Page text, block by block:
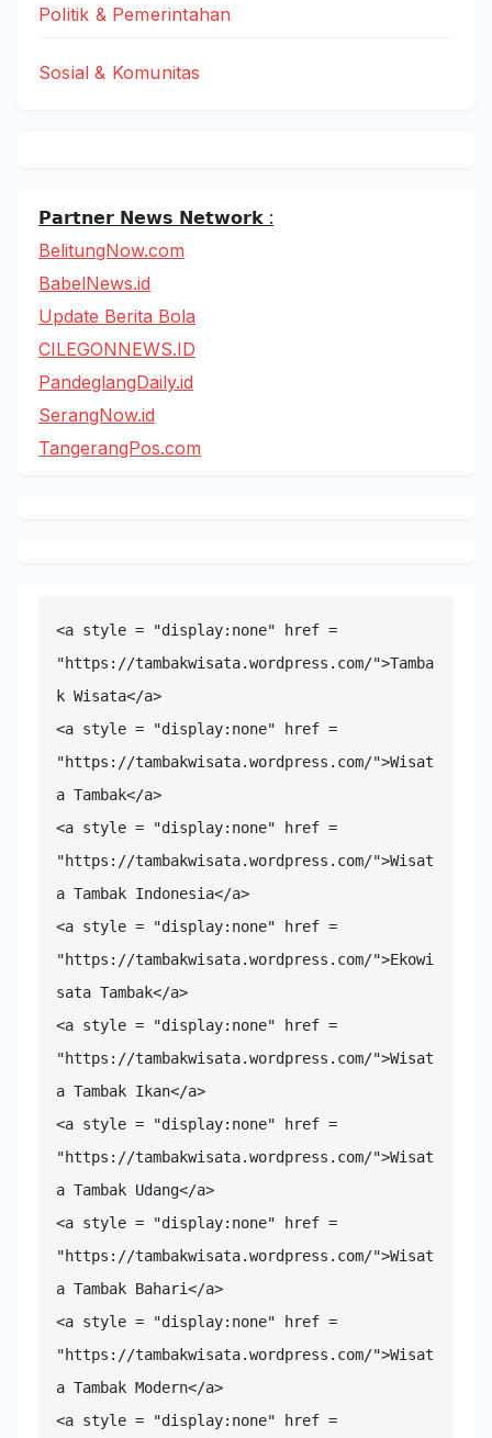
Politik & Pemerintahan
Sosial & Komunitas
𝗣𝗮𝗿𝘁𝗻𝗲𝗿 𝗡𝗲𝘄𝘀 𝗡𝗲𝘁𝘄𝗼𝗿𝗸 :
BelitungNow.com
BabelNews.id
Update Berita Bola
CILEGONNEWS.ID
PandeglangDaily.id
SerangNow.id
TangerangPos.com
<a style = "display:none" href =
"https://tambakwisata.wordpress.com/">Tamba
k Wisata</a>
<a style = "display:none" href =
"https://tambakwisata.wordpress.com/">Wisat
a Tambak</a>
<a style = "display:none" href =
"https://tambakwisata.wordpress.com/">Wisat
a Tambak Indonesia</a>
<a style = "display:none" href =
"https://tambakwisata.wordpress.com/">Ekowi
sata Tambak</a>
<a style = "display:none" href =
"https://tambakwisata.wordpress.com/">Wisat
a Tambak Ikan</a>
<a style = "display:none" href =
"https://tambakwisata.wordpress.com/">Wisat
a Tambak Udang</a>
<a style = "display:none" href =
"https://tambakwisata.wordpress.com/">Wisat
a Tambak Bahari</a>
<a style = "display:none" href =
"https://tambakwisata.wordpress.com/">Wisat
a Tambak Modern</a>
<a style = "display:none" href =